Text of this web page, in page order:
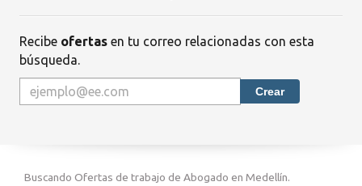
Recibe ofertas en tu correo relacionadas con esta
búsqueda.
Crear
Buscando Ofertas de trabajo de Abogado en Medellín.